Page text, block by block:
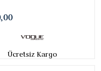
Ücretsiz Kargo